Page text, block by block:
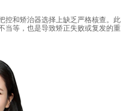
和矫治器选择上缺乏严格核查。此
当等，也是导致矫正失败或复发的重